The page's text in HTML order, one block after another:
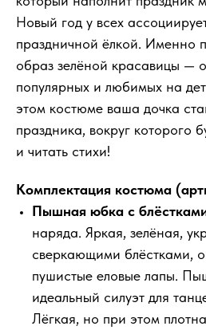
Новый год у всех
праздничной ёлкой. Именно
образ зелёной красавицы —
популярных и любимых на
этом костюме ваша дочка
праздника, вокруг которого
и читать стихи!
Комплектация костюма
Пышная юбка с
наряда. Яркая, зелёная,
сверкающими блёстками,
пушистые еловые лапы.
идеальный силуэт для
Лёгкая, но при этом